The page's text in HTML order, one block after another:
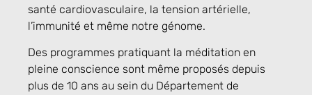
santé cardiovasculaire, la tension artérielle,
l’immunité et même notre génome.
Des programmes pratiquant la méditation en
pleine conscience sont même proposés depuis
plus de 10 ans au sein du Département de